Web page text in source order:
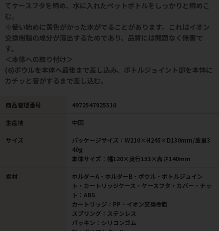
てケースフタを締め、水に入れたペットボトルをしっかりと締めこ
む。
※使い始めに黄色がかった水がでることがあります。これはイオン
交換樹脂の成分が溶出するためであり、品質には問題なく無害で
す。
＜本体への取り付け＞
(6)ボウルを本体へ最後まで差し込み、ボトルジョイント部を本体に
カチッと音がするまで差し込む。
商品管理番号 4972547925510
生産地 中国
サイズ
パッケージサイズ：W210×H245×D130mm/重量3
40g
本体サイズ：幅120×奥行153×高さ140mm
素材
ホルダーA・ホルダーB・ボウル・ボトルジョイン
ト・カートリッジケース・ケースフタ・カバー・ナッ
ト：ABS
カートリッジ：PP・イオン交換樹脂
スプリング：ステンレス
パッキン：シリコンゴム